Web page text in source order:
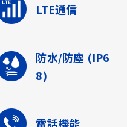
LTE通信
防水/防塵 (IP6
8)
電話機能